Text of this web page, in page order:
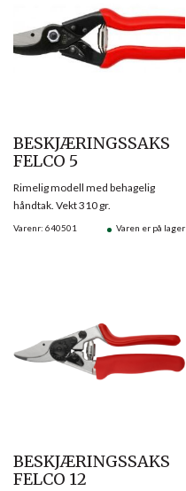
BESKJÆRINGSSAKS
FELCO 5
Varenr: 640501 Varen er på lager
Rimelig modell med behagelig
håndtak. Vekt 310 gr.
BESKJÆRINGSSAKS
FELCO 12